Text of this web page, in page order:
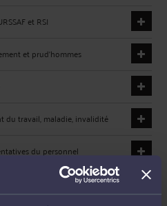
et RSI
et prud'hommes
du travail, maladie, invalidité
du personnel
de contrats de travail